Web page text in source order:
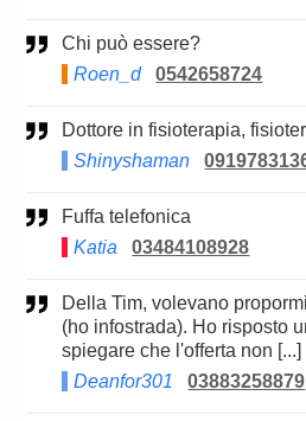
Chi può essere?
Roen_d
0542658724
Dottore in fisioterapia,
Shinyshaman
Fuffa telefonica
Katia
03484108928
Della Tim, volevano propormi l'ADSL anche a casa
(ho infostrada). Ho risposto
spiegare che l'offerta non [...]
Deanfor301
03883258879